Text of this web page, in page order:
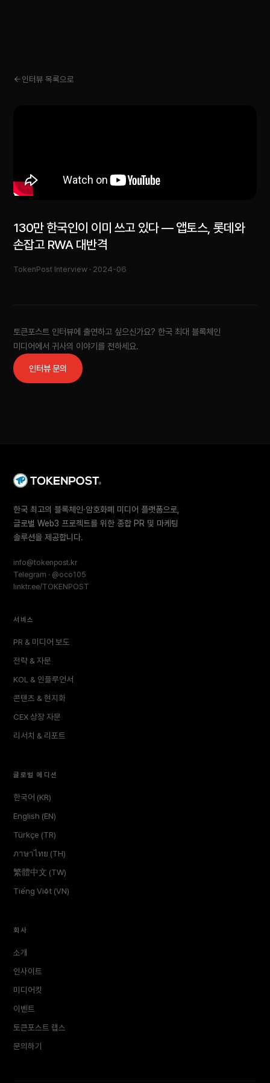
인터뷰 목록으로
130만 한국인이 이미 쓰고 있다 — 앱토스, 롯데와
손잡고 RWA 대반격
TokenPost Interview · 2024-06
토큰포스트 인터뷰에 출연하고 싶으신가요? 한국 최대 블록체인
미디어에서 귀사의 이야기를 전하세요.
인터뷰 문의
한국 최고의 블록체인·암호화폐 미디어 플랫폼으로,
글로벌 Web3 프로젝트를 위한 종합 PR 및 마케팅
솔루션을 제공합니다.
info@tokenpost.kr
Telegram · @oco105
linktr.ee/TOKENPOST
서비스
PR & 미디어 보도
전략 & 자문
KOL & 인플루언서
콘텐츠 & 현지화
CEX 상장 자문
리서치 & 리포트
글로벌 에디션
한국어 (KR)
English (EN)
Türkçe (TR)
ภาษาไทย (TH)
繁體中文 (TW)
Tiếng Việt (VN)
회사
소개
인사이트
미디어킷
이벤트
토큰포스트 랩스
문의하기